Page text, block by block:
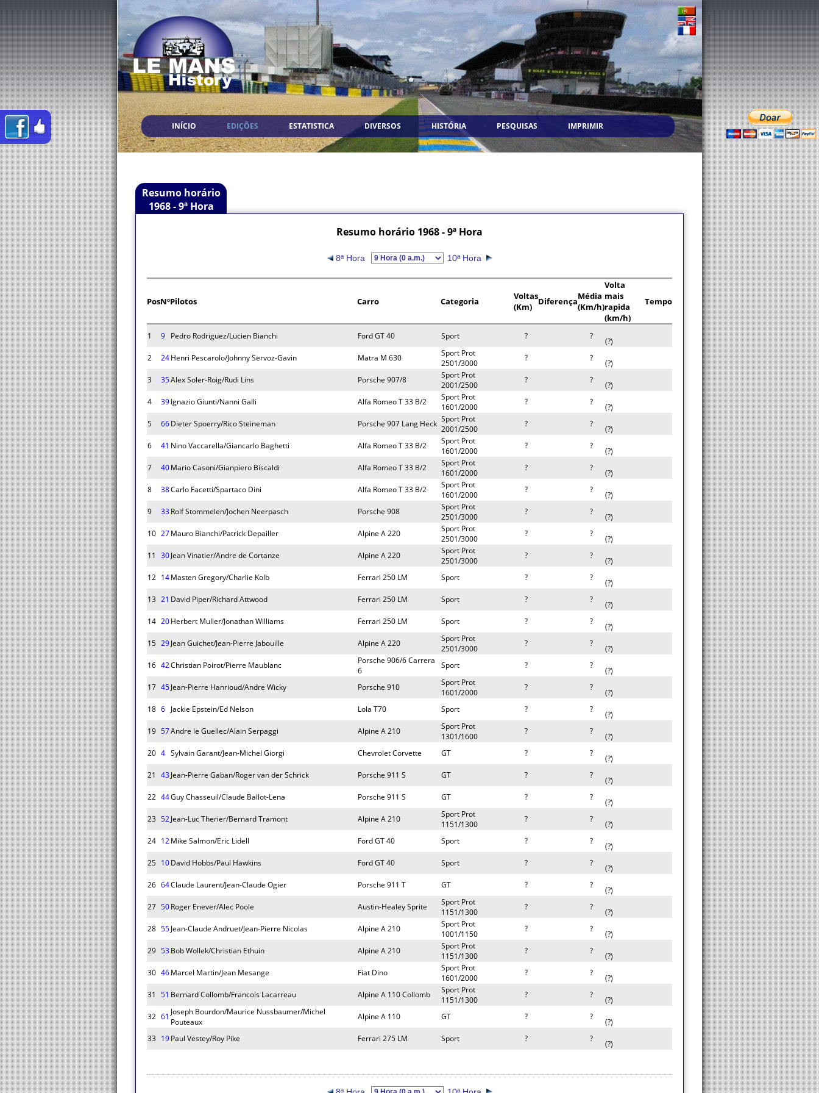
INÍCIO EDIÇÕES ESTATISTICA DIVERSOS HISTÓRIA PESQUISAS IMPRIMIR
Resumo horário
1968 - 9ª Hora
Resumo horário 1968 - 9ª Hora
8ª Hora 10ª Hora
PosNºPilotos Carro Categoria
Voltas
(Km)
DiferençaMédia
(Km/h)
Volta
mais
rapida
(km/h)
Tempo
1 9 Pedro Rodriguez/Lucien Bianchi Ford GT 40 Sport ? ?
(?)
2
24Henri Pescarolo/Johnny Servoz-Gavin Matra M 630
Sport Prot
2501/3000
? ?
(?)
3
35Alex Soler-Roig/Rudi Lins Porsche 907/8
Sport Prot
2001/2500
? ?
(?)
4
39Ignazio Giunti/Nanni Galli Alfa Romeo T 33 B/2
Sport Prot
1601/2000
? ?
(?)
5
66Dieter Spoerry/Rico Steineman Porsche 907 Lang Heck Sport Prot
2001/2500
? ?
(?)
6
41 Nino Vaccarella/Giancarlo Baghetti Alfa Romeo T 33 B/2
Sport Prot
1601/2000
? ?
(?)
7
40Mario Casoni/Gianpiero Biscaldi Alfa Romeo T 33 B/2
Sport Prot
1601/2000
? ?
(?)
8
38Carlo Facetti/Spartaco Dini Alfa Romeo T 33 B/2
Sport Prot
1601/2000
? ?
(?)
9
33Rolf Stommelen/Jochen Neerpasch Porsche 908
Sport Prot
2501/3000
? ?
(?)
10 27Mauro Bianchi/Patrick Depailler Alpine A 220
Sport Prot
2501/3000
? ?
(?)
11 30Jean Vinatier/Andre de Cortanze Alpine A 220
Sport Prot
2501/3000
? ?
(?)
12 14Masten Gregory/Charlie Kolb Ferrari 250 LM Sport ? ?
(?)
13 21 David Piper/Richard Attwood Ferrari 250 LM Sport ? ?
(?)
14 20Herbert Muller/Jonathan Williams Ferrari 250 LM Sport ? ?
(?)
15 29Jean Guichet/Jean-Pierre Jabouille Alpine A 220
Sport Prot
2501/3000
? ?
(?)
16 42Christian Poirot/Pierre Maublanc
Porsche 906/6 Carrera
6
Sport ? ?
(?)
17 45Jean-Pierre Hanrioud/Andre Wicky Porsche 910
Sport Prot
1601/2000
? ?
(?)
18 6 Jackie Epstein/Ed Nelson Lola T70 Sport ? ?
(?)
19 57Andre le Guellec/Alain Serpaggi Alpine A 210
Sport Prot
1301/1600
? ?
(?)
20 4 Sylvain Garant/Jean-Michel Giorgi Chevrolet Corvette GT ? ?
(?)
21 43Jean-Pierre Gaban/Roger van der Schrick Porsche 911 S GT ? ?
(?)
22 44Guy Chasseuil/Claude Ballot-Lena Porsche 911 S GT ? ?
(?)
23 52Jean-Luc Therier/Bernard Tramont Alpine A 210
Sport Prot
1151/1300
? ?
(?)
24 12Mike Salmon/Eric Lidell Ford GT 40 Sport ? ?
(?)
25 10David Hobbs/Paul Hawkins Ford GT 40 Sport ? ?
(?)
26 64Claude Laurent/Jean-Claude Ogier Porsche 911 T GT ? ?
(?)
27 50Roger Enever/Alec Poole Austin-Healey Sprite
Sport Prot
1151/1300
? ?
(?)
28 55Jean-Claude Andruet/Jean-Pierre Nicolas Alpine A 210
Sport Prot
1001/1150
? ?
(?)
29 53Bob Wollek/Christian Ethuin Alpine A 210
Sport Prot
1151/1300
? ?
(?)
30 46Marcel Martin/Jean Mesange Fiat Dino
Sport Prot
1601/2000
? ?
(?)
31 51 Bernard Collomb/Francois Lacarreau Alpine A 110 Collomb
Sport Prot
1151/1300
? ?
(?)
32 61 Joseph Bourdon/Maurice Nussbaumer/Michel
Pouteaux
Alpine A 110 GT ? ?
(?)
33 19Paul Vestey/Roy Pike Ferrari 275 LM Sport ? ?
(?)